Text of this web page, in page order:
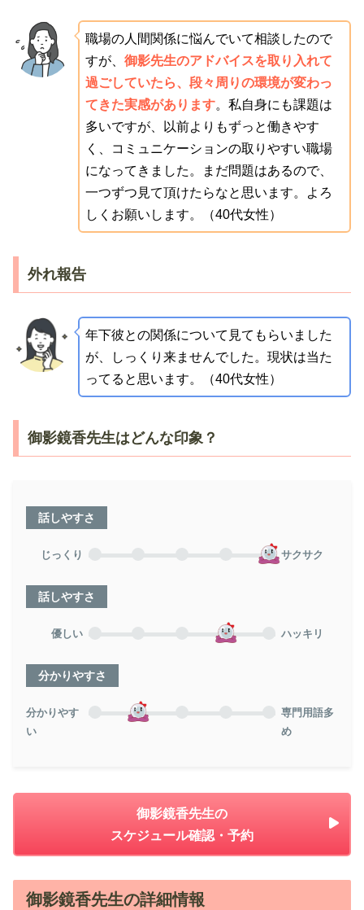
職場の人間関係に悩んでいて相談したので
すが、 御影先生のアドバイスを取り入れて
過ごしていたら、段々周りの環境が変わっ
てきた実感があります。私自身にも課題は
多いですが、以前よりもずっと働きやす
く、コミュニケーションの取りやすい職場
になってきました。まだ問題はあるので、
一つずつ見て頂けたらなと思います。よろ
しくお願いします。（40代女性）
外れ報告
年下彼との関係について見てもらいました
が、しっくり来ませんでした。現状は当た
ってると思います。（40代女性）
御影鏡香先生はどんな印象？
話しやすさ
じっくり サクサク
話しやすさ
優しい ハッキリ
分かりやすさ
分かりやす
い
専門用語多
め
御影鏡香先生の
スケジュール確認・予約
御影鏡香先生の詳細情報